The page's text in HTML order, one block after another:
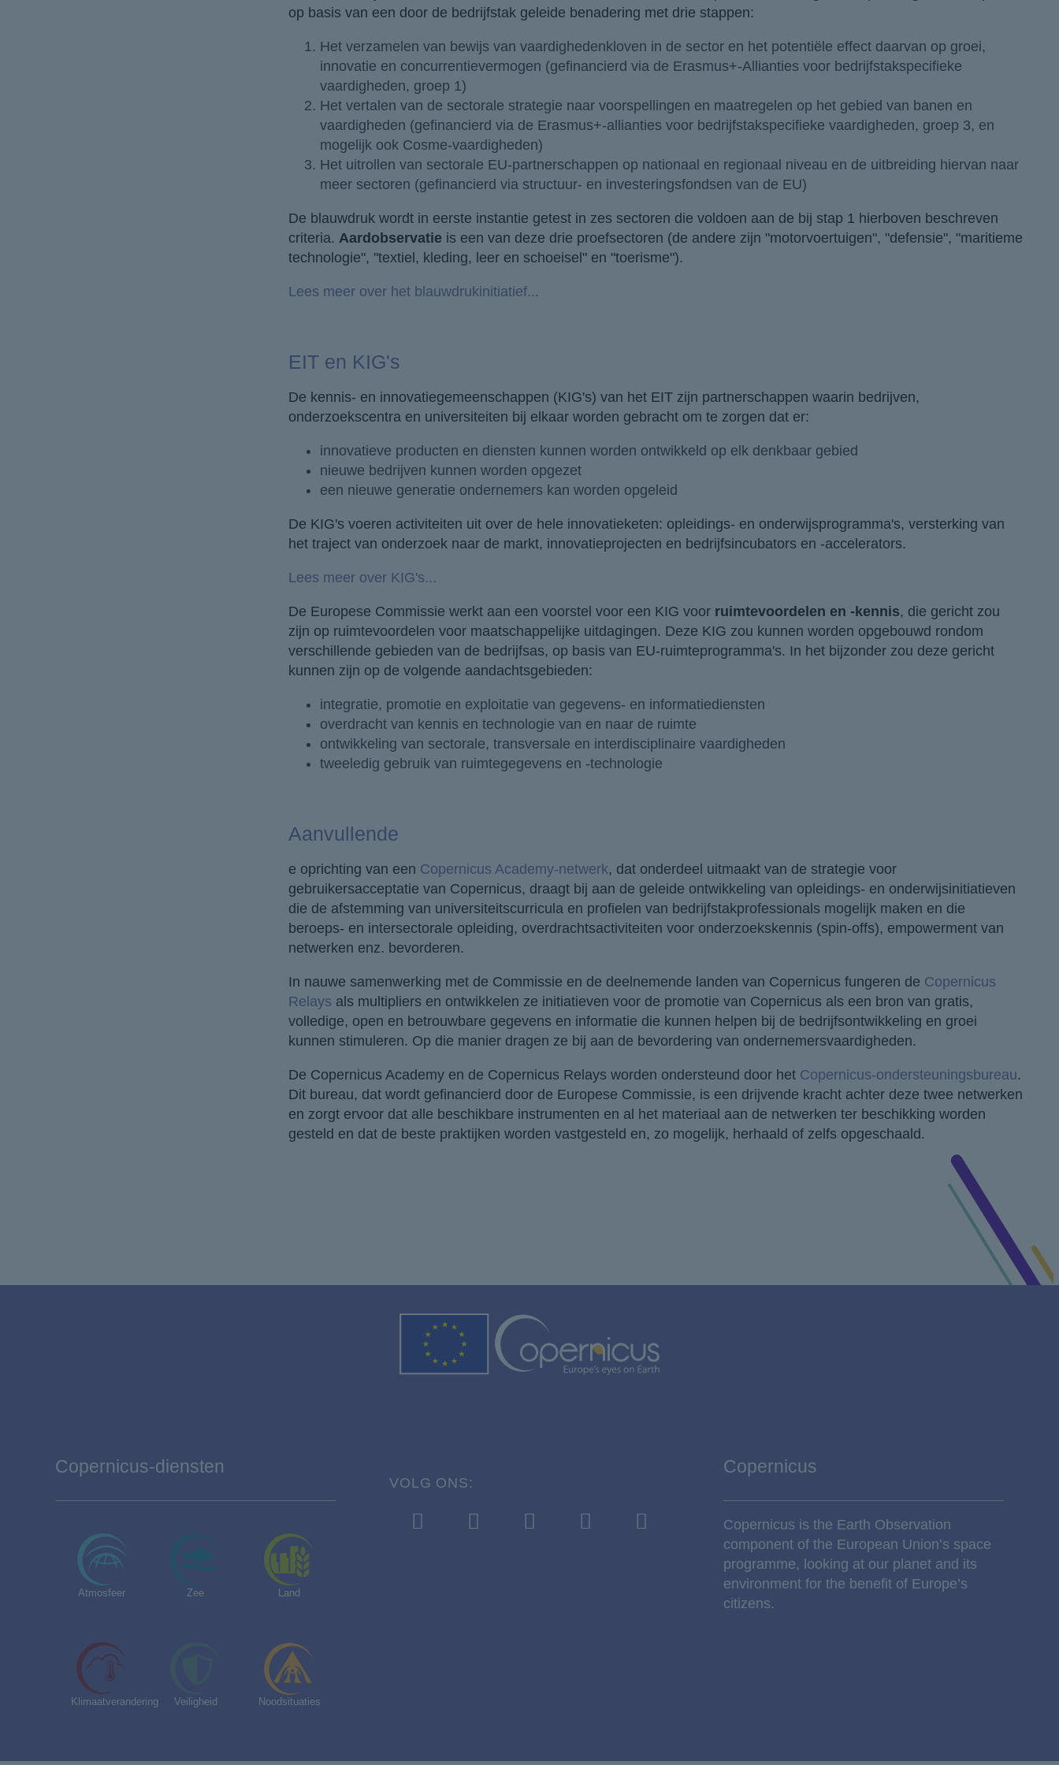
op basis van een door de bedrijfstak geleide benadering met drie stappen:
Het verzamelen van bewijs van vaardighedenkloven in de sector en het potentiële effect daarvan op groei,
innovatie en concurrentievermogen (gefinancierd via de Erasmus+-Allianties voor bedrijfstakspecifieke
vaardigheden, groep 1)
Het vertalen van de sectorale strategie naar voorspellingen en maatregelen op het gebied van banen en
vaardigheden (gefinancierd via de Erasmus+-allianties voor bedrijfstakspecifieke vaardigheden, groep 3, en
mogelijk ook Cosme-vaardigheden)
Het uitrollen van sectorale EU-partnerschappen op nationaal en regionaal niveau en de uitbreiding hiervan naar
meer sectoren (gefinancierd via structuur- en investeringsfondsen van de EU)
De blauwdruk wordt in eerste instantie getest in zes sectoren die voldoen aan de bij stap 1 hierboven beschreven
criteria. Aardobservatie is een van deze drie proefsectoren (de andere zijn "motorvoertuigen", "defensie", "maritieme
technologie", "textiel, kleding, leer en schoeisel" en "toerisme").
Lees meer over het blauwdrukinitiatief...
EIT en KIG's
De kennis- en innovatiegemeenschappen (KIG's) van het EIT zijn partnerschappen waarin bedrijven,
onderzoekscentra en universiteiten bij elkaar worden gebracht om te zorgen dat er:
innovatieve producten en diensten kunnen worden ontwikkeld op elk denkbaar gebied
nieuwe bedrijven kunnen worden opgezet
een nieuwe generatie ondernemers kan worden opgeleid
De KIG's voeren activiteiten uit over de hele innovatieketen: opleidings- en onderwijsprogramma's, versterking van
het traject van onderzoek naar de markt, innovatieprojecten en bedrijfsincubators en -accelerators.
Lees meer over KIG's...
De Europese Commissie werkt aan een voorstel voor een KIG voor ruimtevoordelen en -kennis, die gericht zou
zijn op ruimtevoordelen voor maatschappelijke uitdagingen. Deze KIG zou kunnen worden opgebouwd rondom
verschillende gebieden van de bedrijfsas, op basis van EU-ruimteprogramma's. In het bijzonder zou deze gericht
kunnen zijn op de volgende aandachtsgebieden:
integratie, promotie en exploitatie van gegevens- en informatiediensten
overdracht van kennis en technologie van en naar de ruimte
ontwikkeling van sectorale, transversale en interdisciplinaire vaardigheden
tweeledig gebruik van ruimtegegevens en -technologie
Aanvullende
e oprichting van een Copernicus Academy-netwerk, dat onderdeel uitmaakt van de strategie voor
gebruikersacceptatie van Copernicus, draagt bij aan de geleide ontwikkeling van opleidings- en onderwijsinitiatieven
die de afstemming van universiteitscurricula en profielen van bedrijfstakprofessionals mogelijk maken en die
beroeps- en intersectorale opleiding, overdrachtsactiviteiten voor onderzoekskennis (spin-offs), empowerment van
netwerken enz. bevorderen.
In nauwe samenwerking met de Commissie en de deelnemende landen van Copernicus fungeren de Copernicus
Relays als multipliers en ontwikkelen ze initiatieven voor de promotie van Copernicus als een bron van gratis,
volledige, open en betrouwbare gegevens en informatie die kunnen helpen bij de bedrijfsontwikkeling en groei
kunnen stimuleren. Op die manier dragen ze bij aan de bevordering van ondernemersvaardigheden.
De Copernicus Academy en de Copernicus Relays worden ondersteund door het Copernicus-ondersteuningsbureau.
Dit bureau, dat wordt gefinancierd door de Europese Commissie, is een drijvende kracht achter deze twee netwerken
en zorgt ervoor dat alle beschikbare instrumenten en al het materiaal aan de netwerken ter beschikking worden
gesteld en dat de beste praktijken worden vastgesteld en, zo mogelijk, herhaald of zelfs opgeschaald.
Copernicus-diensten
Atmosfeer Zee Land
Klimaatverandering Veiligheid Noodsituaties
VOLG ONS:
Copernicus
Copernicus is the Earth Observation
component of the European Union’s space
programme, looking at our planet and its
environment for the benefit of Europe’s
citizens.